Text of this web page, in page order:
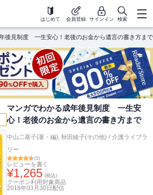
はじめて 会員登録 サインイン 検索
後見制度 一生安心！老後のお金から遺言の書き方まで
マンガでわかる成年後見制度 一生安
心！老後のお金から遺言の書き方まで
中山二基子(著・編), 秋田綾子(その他) / 介護ライブラ
リー
(3)
レビューを書く
¥1,265 (税込)
クーポン利用対象商品
2018年03月30日 配信